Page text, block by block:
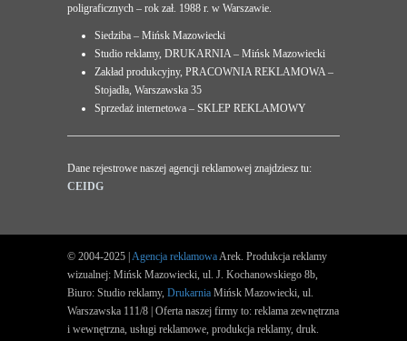
poligraficznych – rok zał. 1988 r. w Warszawie.
Siedziba – Mińsk Mazowiecki
Studio reklamy, DRUKARNIA – Mińsk Mazowiecki
Zakład produkcyjny, PRACOWNIA REKLAMOWA –
Stojadła, Warszawska 35
Sprzedaż internetowa – SKLEP REKLAMOWY
Dane rejestrowe naszej agencji reklamowej znajdziesz tu:
CEIDG
© 2004-2025 | Agencja reklamowa Arek. Produkcja reklamy
wizualnej: Mińsk Mazowiecki, ul. J. Kochanowskiego 8b,
Biuro: Studio reklamy, Drukarnia Mińsk Mazowiecki, ul.
Warszawska 111/8 | Oferta naszej firmy to: reklama zewnętrzna
i wewnętrzna, usługi reklamowe, produkcja reklamy, druk.